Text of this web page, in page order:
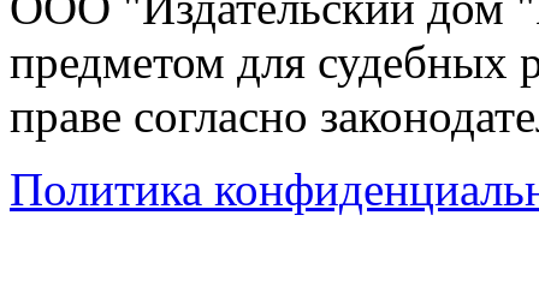
предметом для судебных
праве согласно
Политика